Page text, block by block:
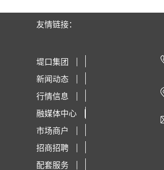
友情链接：
堤口集团
新闻动态
行情信息
融媒体中心
市场商户
招商招聘
配套服务